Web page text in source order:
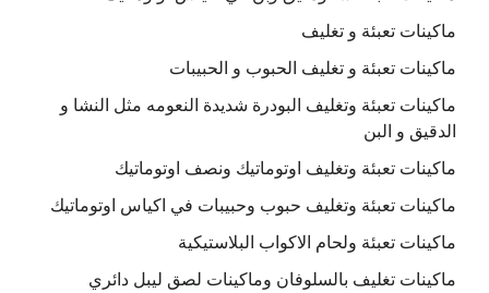
ماكينات تعبئة و تغليف
ماكينات تعبئة و تغليف الحبوب و الحبيبات
ماكينات تعبئة وتغليف البودرة شديدة النعومه مثل النشا و
الدقيق و البن
ماكينات تعبئة وتغليف اوتوماتيك ونصف اوتوماتيك
ماكينات تعبئة وتغليف حبوب وحبيبات في اكياس اوتوماتيك
ماكينات تعبئة ولحام الاكواب البلاستيكية
ماكينات تغليف بالسلوفان وماكينات لصق ليبل دائري